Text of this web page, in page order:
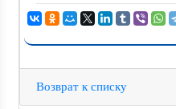
Возврат к списку